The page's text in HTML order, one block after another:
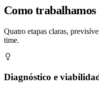
Como trabalhamos
Quatro etapas claras,
time.
Diagnóstico e